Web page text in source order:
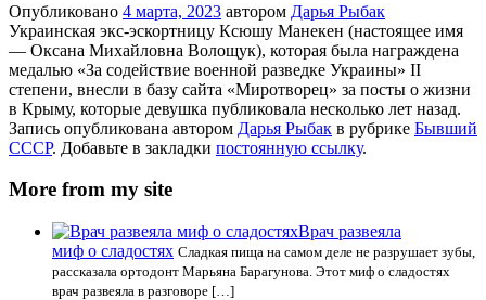
Опубликовано 4 марта, 2023 автором Дарья Рыбак
Украинская экс-эскортницу Ксюшу Манекен (настоящее имя
— Оксана Михайловна Волощук), которая была награждена
медалью «За содействие военной разведке Украины» ІІ
степени, внесли в базу сайта «Миротворец» за посты о жизни
в Крыму, которые девушка публиковала несколько лет назад.
Запись опубликована автором Дарья Рыбак в рубрике Бывший
СССР. Добавьте в закладки постоянную ссылку.
More from my site
Врач развеяла
миф о сладостях Сладкая пища на самом деле не разрушает зубы,
рассказала ортодонт Марьяна Барагунова. Этот миф о сладостях
врач развеяла в разговоре […]